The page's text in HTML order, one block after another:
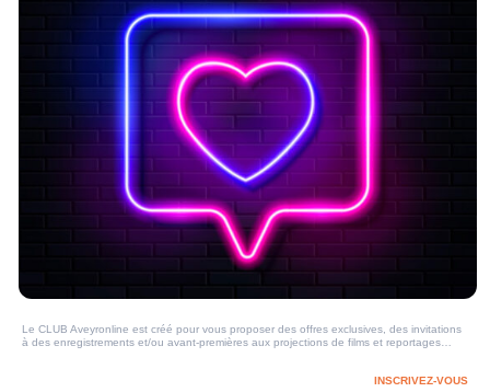
Le CLUB Aveyronline est créé pour vous proposer des offres exclusives, des invitations
à des enregistrements et/ou avant-premières aux projections de films et reportages…
INSCRIVEZ-VOUS